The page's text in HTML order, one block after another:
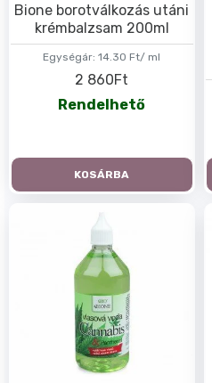
Egységár: 14.30 Ft/ ml
Bione borotválkozás utáni
krémbalzsam 200ml
2 860Ft
Rendelhető
KOSÁRBA